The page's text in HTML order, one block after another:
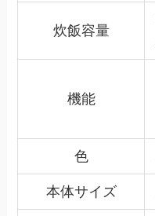
炊飯容量
機能
色
本体サイズ